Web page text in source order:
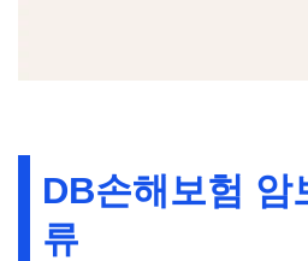
DB손해보험 암
류